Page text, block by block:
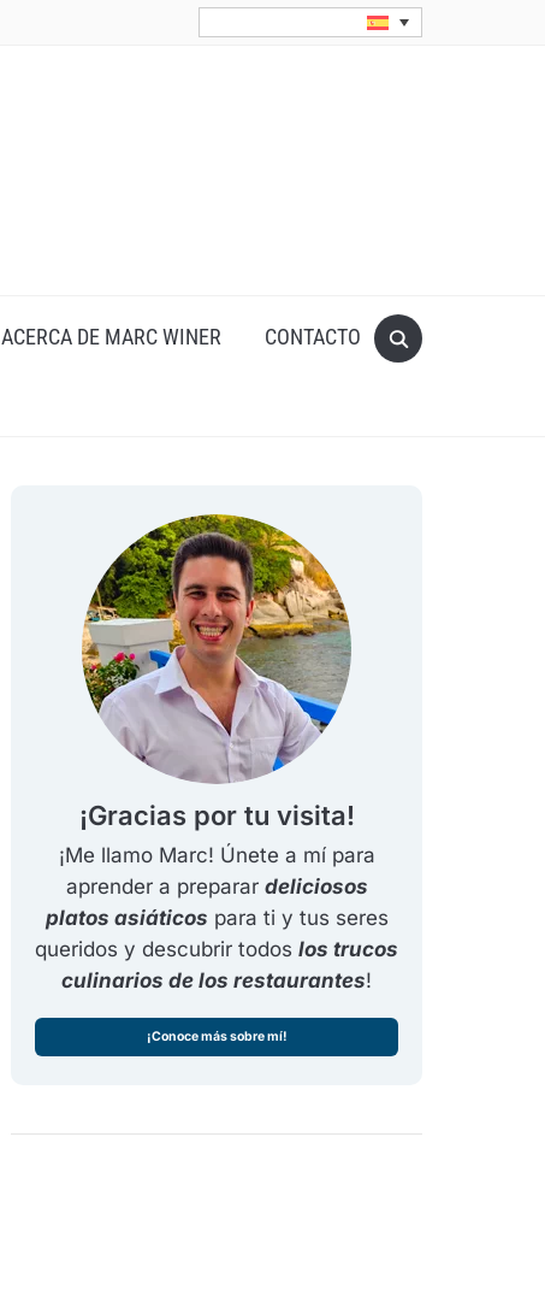
Search
for:
ACERCA DE MARC WINER CONTACTO
¡Gracias por tu visita!
¡Me llamo Marc! Únete a mí para
aprender a preparar deliciosos
platos asiáticos para ti y tus seres
queridos y descubrir todos los trucos
culinarios de los restaurantes!
¡Conoce más sobre mí!